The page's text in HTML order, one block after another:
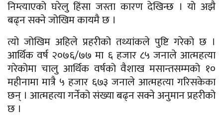
निम्त्याएको घरेलु हिंसा जस्ता कारण देखिन्छ । यो अझै
बढ्न सक्ने जोखिम कायमै छ ।
त्यो जोखिम अहिले प्रहरीको तथ्यांकले पुष्टि गरेको छ ।
आर्थिक वर्ष २०७६/७७ मा ६ हजार ८५ जनाले आत्महत्या
गरेकोमा चालु आर्थिक वर्षको वैशाख मसान्तसम्मको १०
महीनामा मात्रै ५ हजार ६७३ जनाले आत्महत्या गरिसकेका
छन् । आत्महत्या गर्नेको संख्या बढ्न सक्ने अनुमान प्रहरीको
छ ।